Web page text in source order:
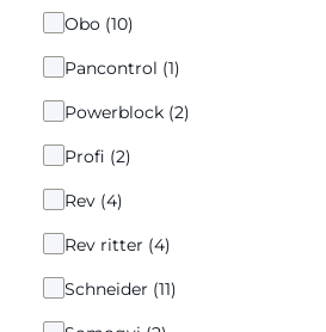
Obo (10)
Pancontrol (1)
Powerblock (2)
Profi (2)
Rev (4)
Rev ritter (4)
Schneider (11)